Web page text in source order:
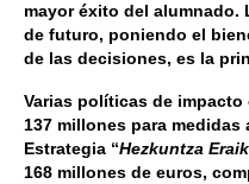
mayor éxito del
de futuro, poniendo el
de las decisiones, es la
Varias políticas de impacto
137 millones para
Estrategia “Hezkuntza
168 millones de euros,